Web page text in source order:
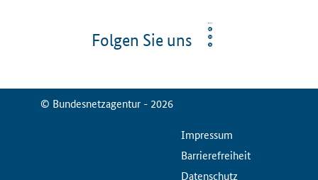
Folgen Sie uns
© Bundesnetzagentur - 2026
ServiceMenuImpressum
Barrierefreiheit
Datenschutz